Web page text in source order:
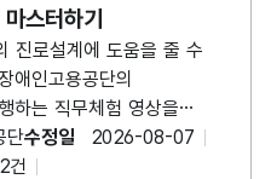
스터하기
진로설계에 도움을 줄 수
애인고용공단의
하는 직무체험 영상을
근무를 위해 어떤 업무를
직접 참여하는 모습이
단수정일
2026-08-07
건